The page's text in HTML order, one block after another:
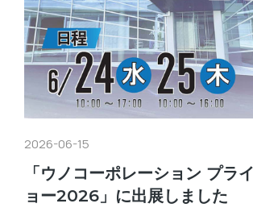
2026-06-15
「ウノコーポレーション プラ
ョー2026」に出展しました